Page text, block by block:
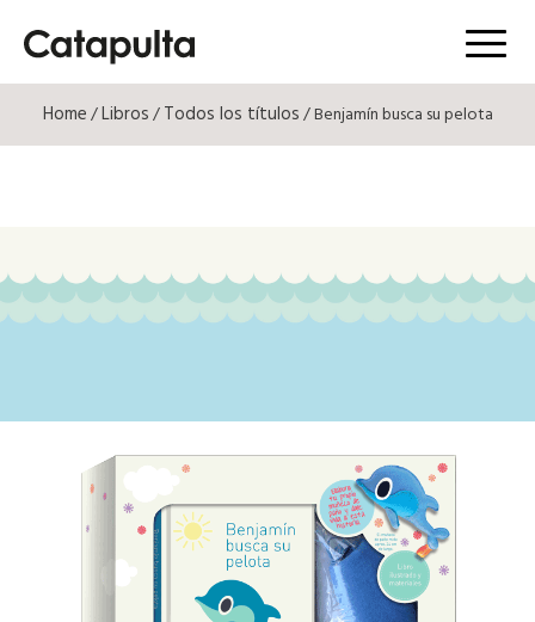
Menú
Home/Libros/Todos los títulos/ Benjamín busca su pelota